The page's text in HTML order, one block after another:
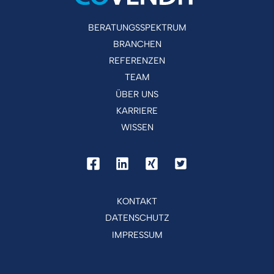
BERATUNGSSPEKTRUM
BRANCHEN
REFERENZEN
TEAM
ÜBER UNS
KARRIERE
WISSEN
KONTAKT
DATENSCHUTZ
IMPRESSUM